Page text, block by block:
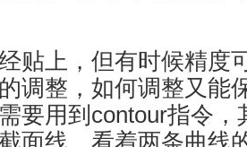
贴上，但有时候精度
调整，如何调整又能
要用到contour指令，
面线，看着两条曲线